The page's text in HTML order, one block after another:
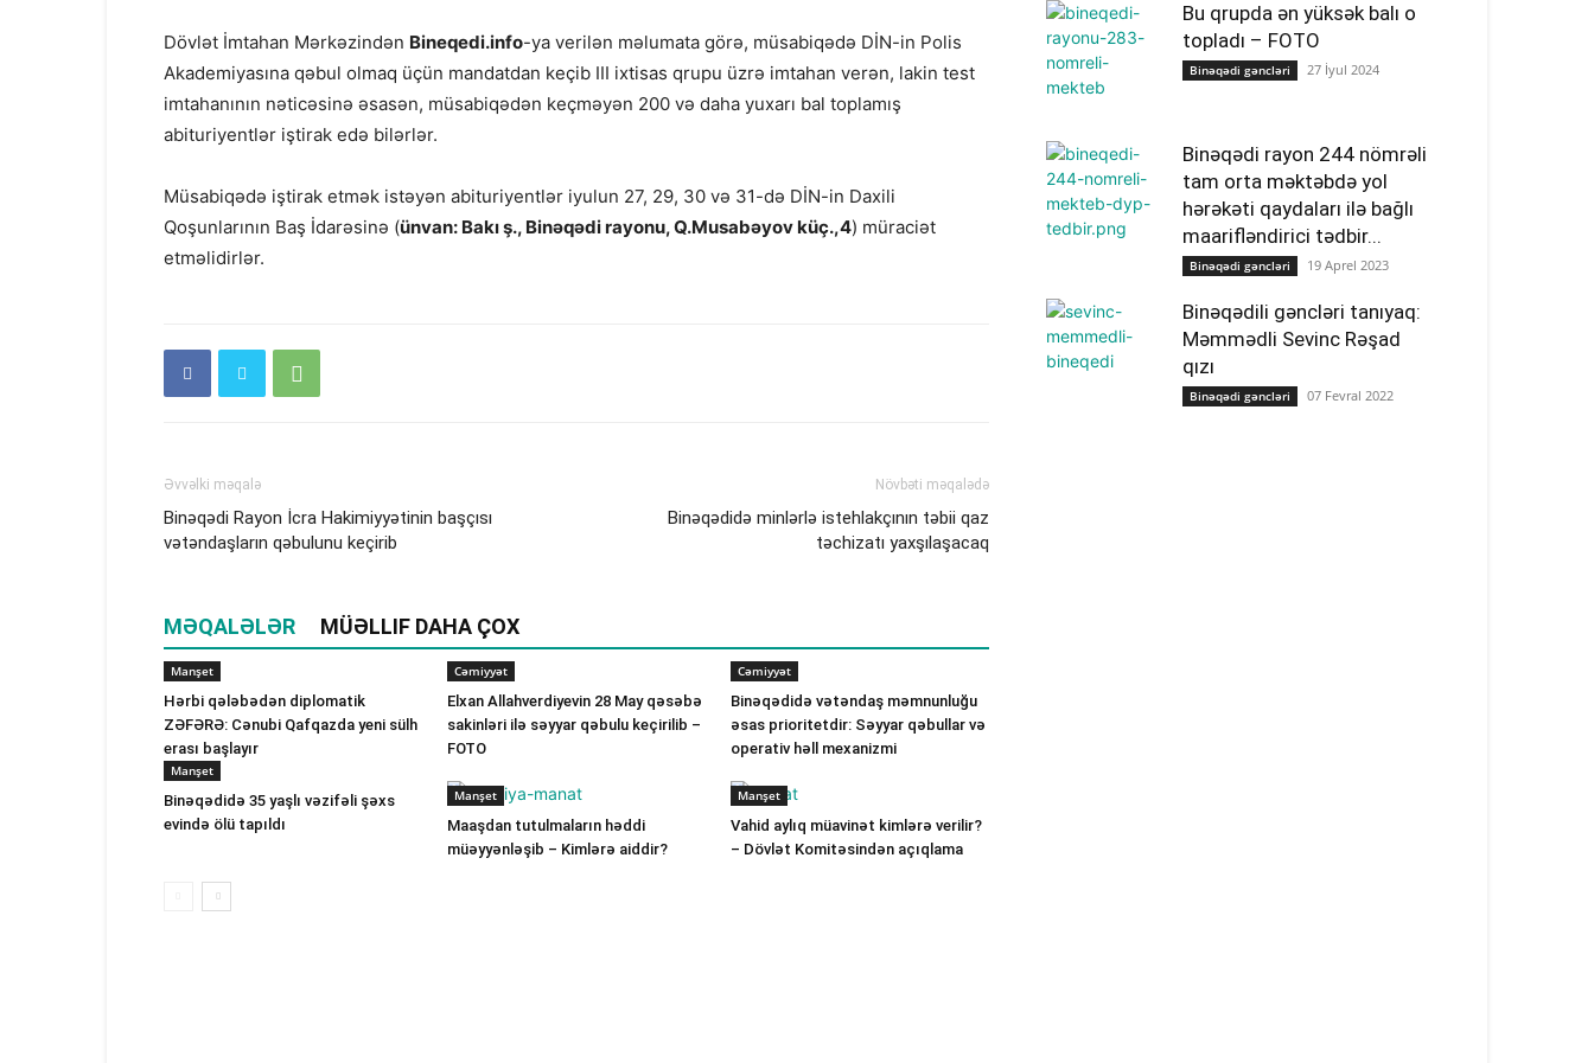
Dövlət İmtahan Mərkəzindən Bineqedi.info-ya verilən məlumata görə, müsabiqədə DİN-in Polis
Akademiyasına qəbul olmaq üçün mandatdan keçib III ixtisas qrupu üzrə imtahan verən, lakin test
imtahanının nəticəsinə əsasən, müsabiqədən keçməyən 200 və daha yuxarı bal toplamış
abituriyentlər iştirak edə bilərlər.
Müsabiqədə iştirak etmək istəyən abituriyentlər iyulun 27, 29, 30 və 31-də DİN-in Daxili
Qoşunlarının Baş İdarəsinə (ünvan: Bakı ş., Binəqədi rayonu, Q.Musabəyov küç.,4) müraciət
etməlidirlər.
Əvvəlki məqalə
Binəqədi Rayon İcra Hakimiyyətinin başçısı
vətəndaşların qəbulunu keçirib
Növbəti məqalədə
Binəqədidə minlərlə istehlakçının təbii qaz
təchizatı yaxşılaşacaq
MƏQALƏLƏR MÜƏLLIF DAHA ÇOX
Manşet
Hərbi qələbədən diplomatik
ZƏFƏRƏ: Cənubi Qafqazda yeni sülh
erası başlayır
Cəmiyyət
Elxan Allahverdiyevin 28 May qəsəbə
sakinləri ilə səyyar qəbulu keçirilib –
FOTO
Cəmiyyət
Binəqədidə vətəndaş məmnunluğu
əsas prioritetdir: Səyyar qəbullar və
operativ həll mexanizmi
Manşet
Binəqədidə 35 yaşlı vəzifəli şəxs
evində ölü tapıldı
Manşet
Maaşdan tutulmaların həddi
müəyyənləşib – Kimlərə aiddir?
Manşet
Vahid aylıq müavinət kimlərə verilir?
– Dövlət Komitəsindən açıqlama
Bu qrupda ən yüksək balı o
topladı – FOTO
Binəqədi gəncləri 27 İyul 2024
Binəqədi rayon 244 nömrəli
tam orta məktəbdə yol
hərəkəti qaydaları ilə bağlı
maarifləndirici tədbir...
Binəqədi gəncləri 19 Aprel 2023
Binəqədili gəncləri tanıyaq:
Məmmədli Sevinc Rəşad
qızı
Binəqədi gəncləri 07 Fevral 2022